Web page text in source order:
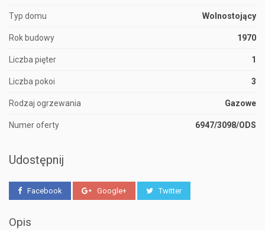
Typ domu Wolnostojący
Rok budowy 1970
Liczba pięter 1
Liczba pokoi 3
Rodzaj ogrzewania Gazowe
Numer oferty 6947/3098/ODS
Udostępnij
Facebook Google+ Twitter
Opis